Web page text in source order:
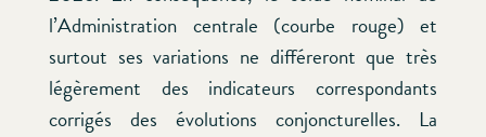
l’Administration centrale (courbe rouge) et
surtout ses variations ne différeront que très
légèrement des indicateurs correspondants
corrigés des évolutions conjoncturelles. La